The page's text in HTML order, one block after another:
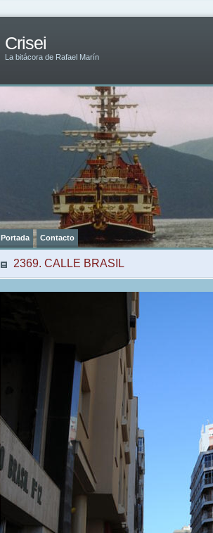
Crisei
La bitácora de Rafael Marín
Portada Contacto
2369. CALLE BRASIL